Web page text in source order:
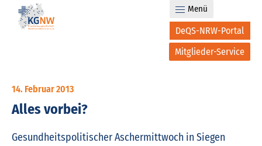
DeQS-NRW-Portal
Mitglieder-Service
Menü
14. Februar 2013
Alles vorbei?
Gesundheitspolitischer Aschermittwoch in Siegen